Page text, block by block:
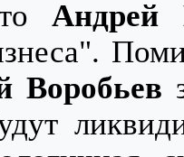
Андрей
Воробьев